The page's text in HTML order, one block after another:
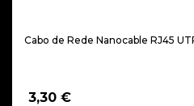
Cabo de Rede Nanocable RJ45
3,30 €